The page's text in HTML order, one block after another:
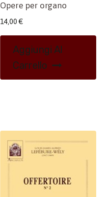
Opere per organo
14,00 €
Aggiungi Al
Carrello